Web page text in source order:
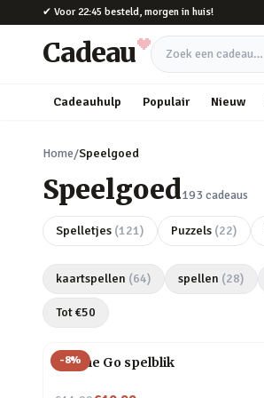
Naar hoofdinhoud
✔ Voor 22:45 besteld, morgen in huis!
Cadeau Zoek een cadeau
Cadeauhulp Populair Nieuw
Home/Speelgoed
Speelgoed193 cadeaus
Spelletjes (121) Puzzels (22)
kaartspellen (64) spellen (28)
Tot €50
-8%
On The Go spelblik